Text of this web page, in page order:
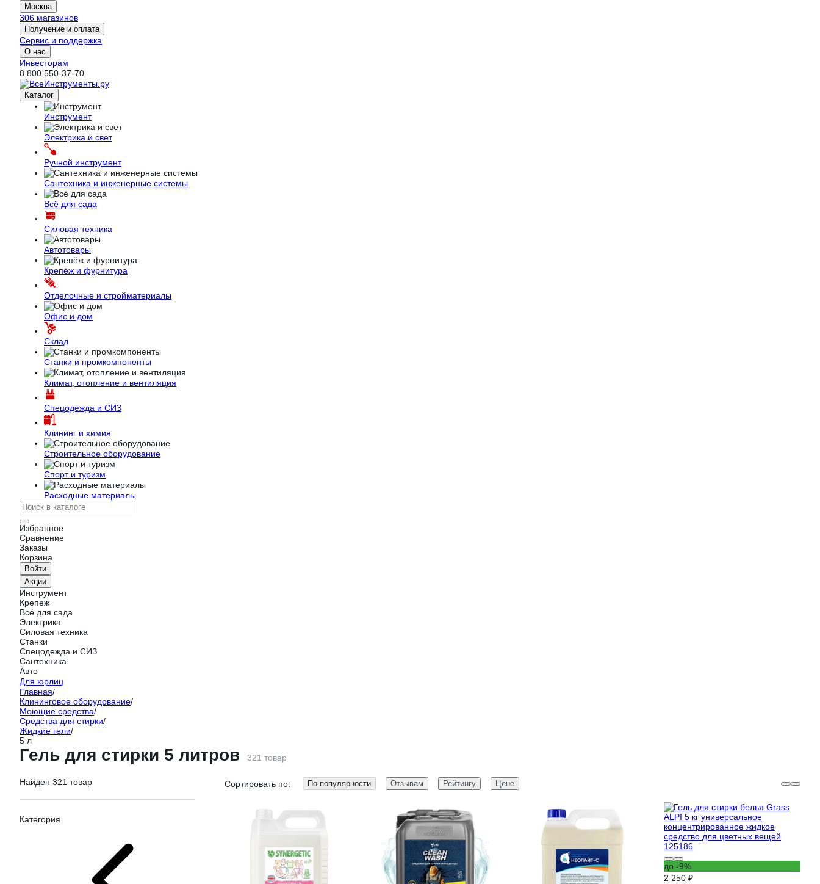
Москва
306 магазинов
Получение и оплата
Сервис и поддержка
О нас
Инвесторам
8 800 550-37-70
Каталог
Инструмент
Электрика и свет
Ручной инструмент
Сантехника и инженерные системы
Всё для сада
Силовая техника
Автотовары
Крепёж и фурнитура
Отделочные и стройматериалы
Офис и дом
Склад
Станки и промкомпоненты
Климат, отопление и вентиляция
Спецодежда и СИЗ
Клининг и химия
Строительное оборудование
Спорт и туризм
Расходные материалы
Избранное
Сравнение
Заказы
Корзина
Войти
Акции
Инструмент
Крепеж
Всё для сада
Электрика
Силовая техника
Станки
Спецодежда и СИЗ
Сантехника
Авто
Для юрлиц
Главная/
Клининговое оборудование/
Моющие средства/
Средства для стирки/
Жидкие гели/
5 л
Гель для стирки 5 литров 321 товар
Найден 321 товар
Категория
Сортировать по: По популярности Отзывам Рейтингу Цене
до -9%
2 250 ₽